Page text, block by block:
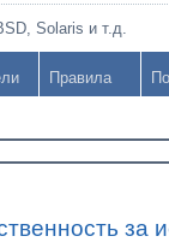
Solaris и т.д.
Правила